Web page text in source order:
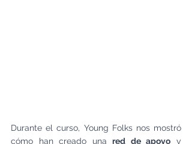
Durante el curso, Young Folks nos mostró
cómo han creado una red de apoyo y